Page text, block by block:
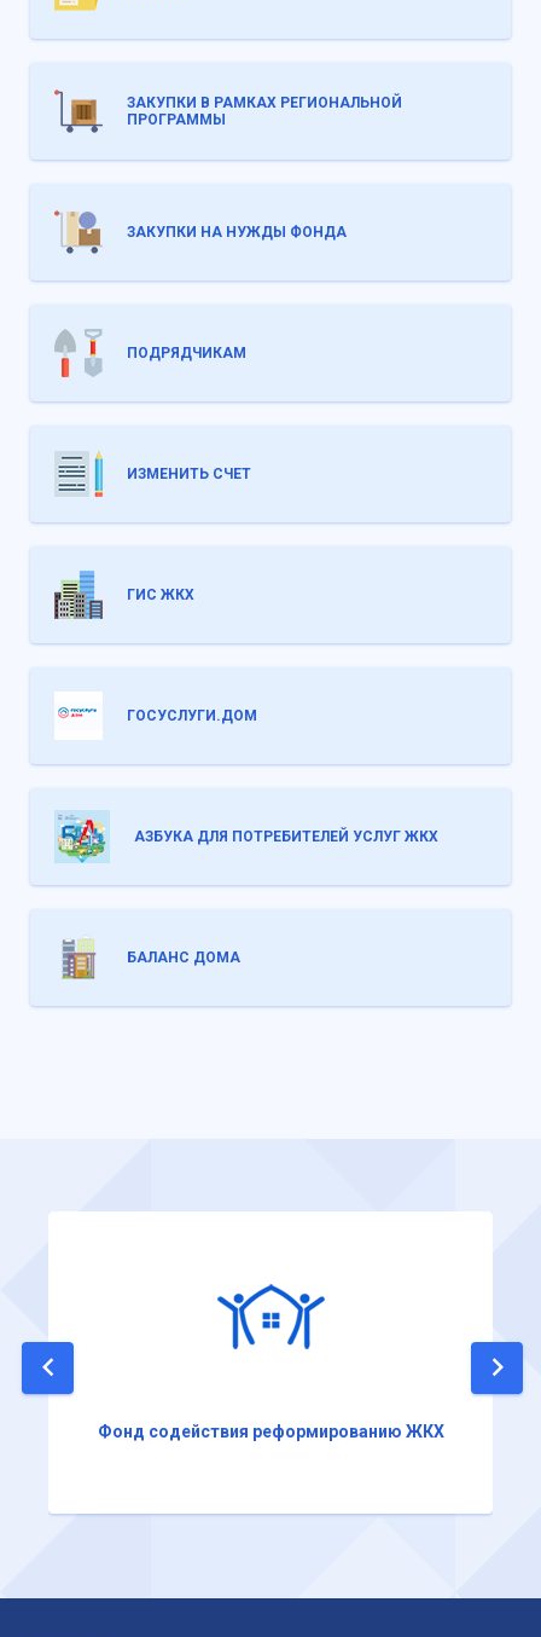
ЗАКУПКИ В РАМКАХ РЕГИОНАЛЬНОЙ
ПРОГРАММЫ
ЗАКУПКИ НА НУЖДЫ ФОНДА
ПОДРЯДЧИКАМ
ИЗМЕНИТЬ СЧЕТ
ГИС ЖКХ
ГОСУСЛУГИ.ДОМ
АЗБУКА ДЛЯ ПОТРЕБИТЕЛЕЙ УСЛУГ ЖКХ
БАЛАНС ДОМА
Фонд содействия реформированию ЖКХ